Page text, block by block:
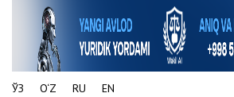
ЎЗ O‘Z RU EN